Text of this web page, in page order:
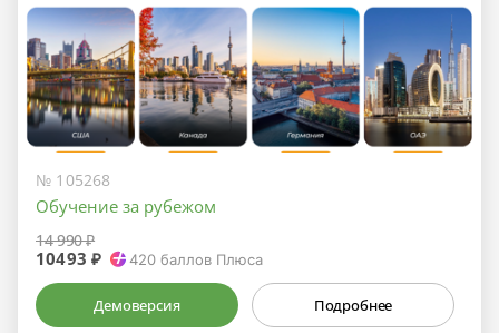
№ 105268
Обучение за рубежом
14 990 ₽
10493 ₽ 420 баллов Плюса
Демоверсия Подробнее